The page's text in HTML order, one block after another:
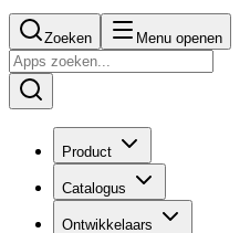
Zoeken Menu openen
Product
Catalogus
Ontwikkelaars